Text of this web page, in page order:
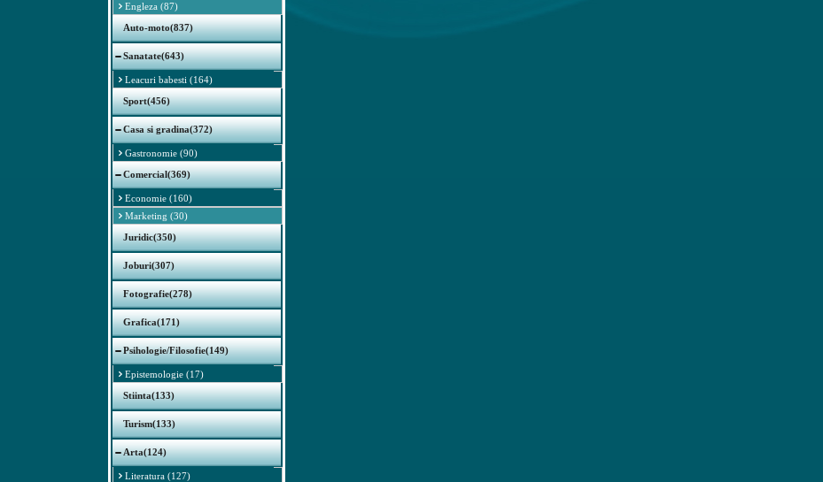
Engleza (87)
Auto-moto(837)
Sanatate(643)
Leacuri babesti (164)
Sport(456)
Casa si gradina(372)
Gastronomie (90)
Comercial(369)
Economie (160)
Marketing (30)
Juridic(350)
Joburi(307)
Fotografie(278)
Grafica(171)
Psihologie/Filosofie(149)
Epistemologie (17)
Stiinta(133)
Turism(133)
Arta(124)
Literatura (127)